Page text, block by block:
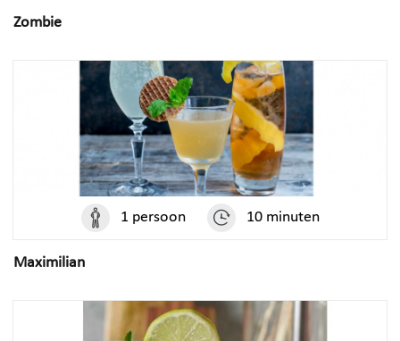
Zombie
1 persoon 10 minuten
Maximilian